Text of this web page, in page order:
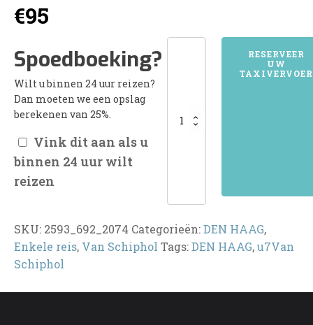
€95
Spoedboeking?
Wilt u binnen 24 uur reizen?
Dan moeten we een opslag
berekenen van 25%.
Vink dit aan als u
binnen 24 uur wilt
reizen
RESERVEER
UW
TAXIVERVOER
SKU: 2593_692_2074 Categorieën:DEN HAAG,
Enkele reis, Van Schiphol Tags:DEN HAAG,u7Van
Schiphol